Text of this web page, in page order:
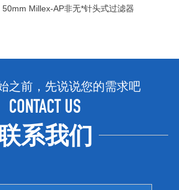
50mm Millex-AP非无*针头式过滤器
之前，先说说您的需求吧
CONTACT US
系我们